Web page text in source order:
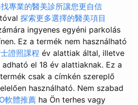
專業的醫美診所讓您更自信
探索更多選擇的醫美項目
ingyenes egyéni parkolás
Ez a termék nem használható
證照課程 év alattiak által, illetve
adható el 18 év alattiaknak. Ez a
termék csak a címkén szereplő
használható. Nem szabad
軟體推薦 ha Ön terhes vagy